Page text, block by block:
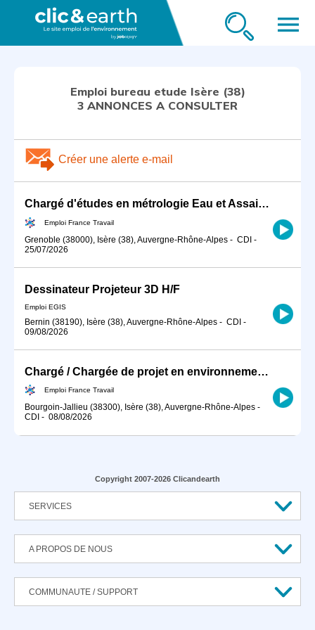
menu
Emploi bureau etude Isère (38)
3 ANNONCES A CONSULTER
Créer une alerte e-mail
Chargé d'études en métrologie Eau et Assainissement (H/F)
Emploi France Travail
Grenoble (38000), Isère (38), Auvergne-Rhône-Alpes - CDI -
25/07/2026
Dessinateur Projeteur 3D H/F
Emploi EGIS
Bernin (38190), Isère (38), Auvergne-Rhône-Alpes - CDI -
09/08/2026
Chargé / Chargée de projet en environnement (H/F)
Emploi France Travail
Bourgoin-Jallieu (38300), Isère (38), Auvergne-Rhône-Alpes -
CDI - 08/08/2026
Copyright 2007-2026 Clicandearth
SERVICES
A PROPOS DE NOUS
COMMUNAUTE / SUPPORT